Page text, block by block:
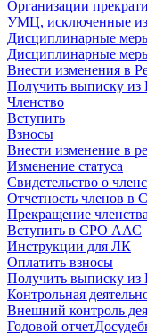
Организации
УМЦ, исключенные из
Дисциплинарные
Дисциплинарные
Внести изменения в
Получить выписку из
Членство
Вступить
Взносы
Внести изменение в
Изменение статуса
Свидетельство о
Отчетность членов
Прекращение
Вступить в СРО ААС
Инструкции для ЛК
Оплатить взносы
Получить выписку из
Контрольная
Внешний контроль
Годовой отчет